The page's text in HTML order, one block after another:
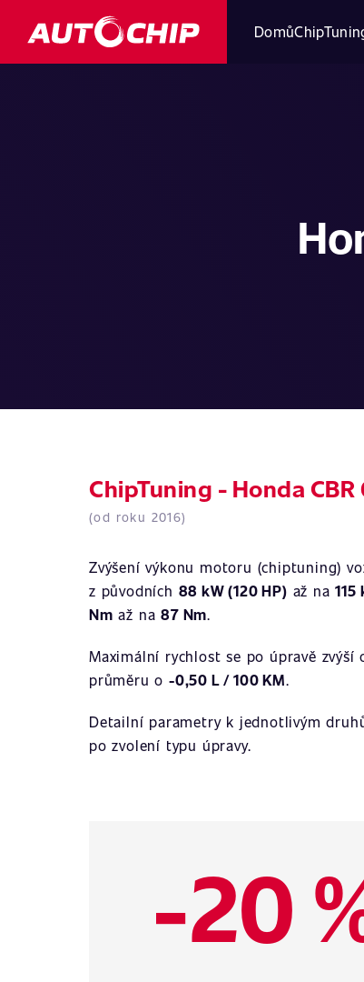
Domů
ChipTuning - Honda CBR
(od roku 2016)
Zvýšení výkonu motoru (chiptuning)
z původních 88 kW (120 HP) až na115
Nm až na87 Nm.
Maximální rychlost se po úpravě zvýší
průměru o-0,50 L / 100 KM.
Detailní parametry k jednotlivým
po zvolení typu úpravy.
-20